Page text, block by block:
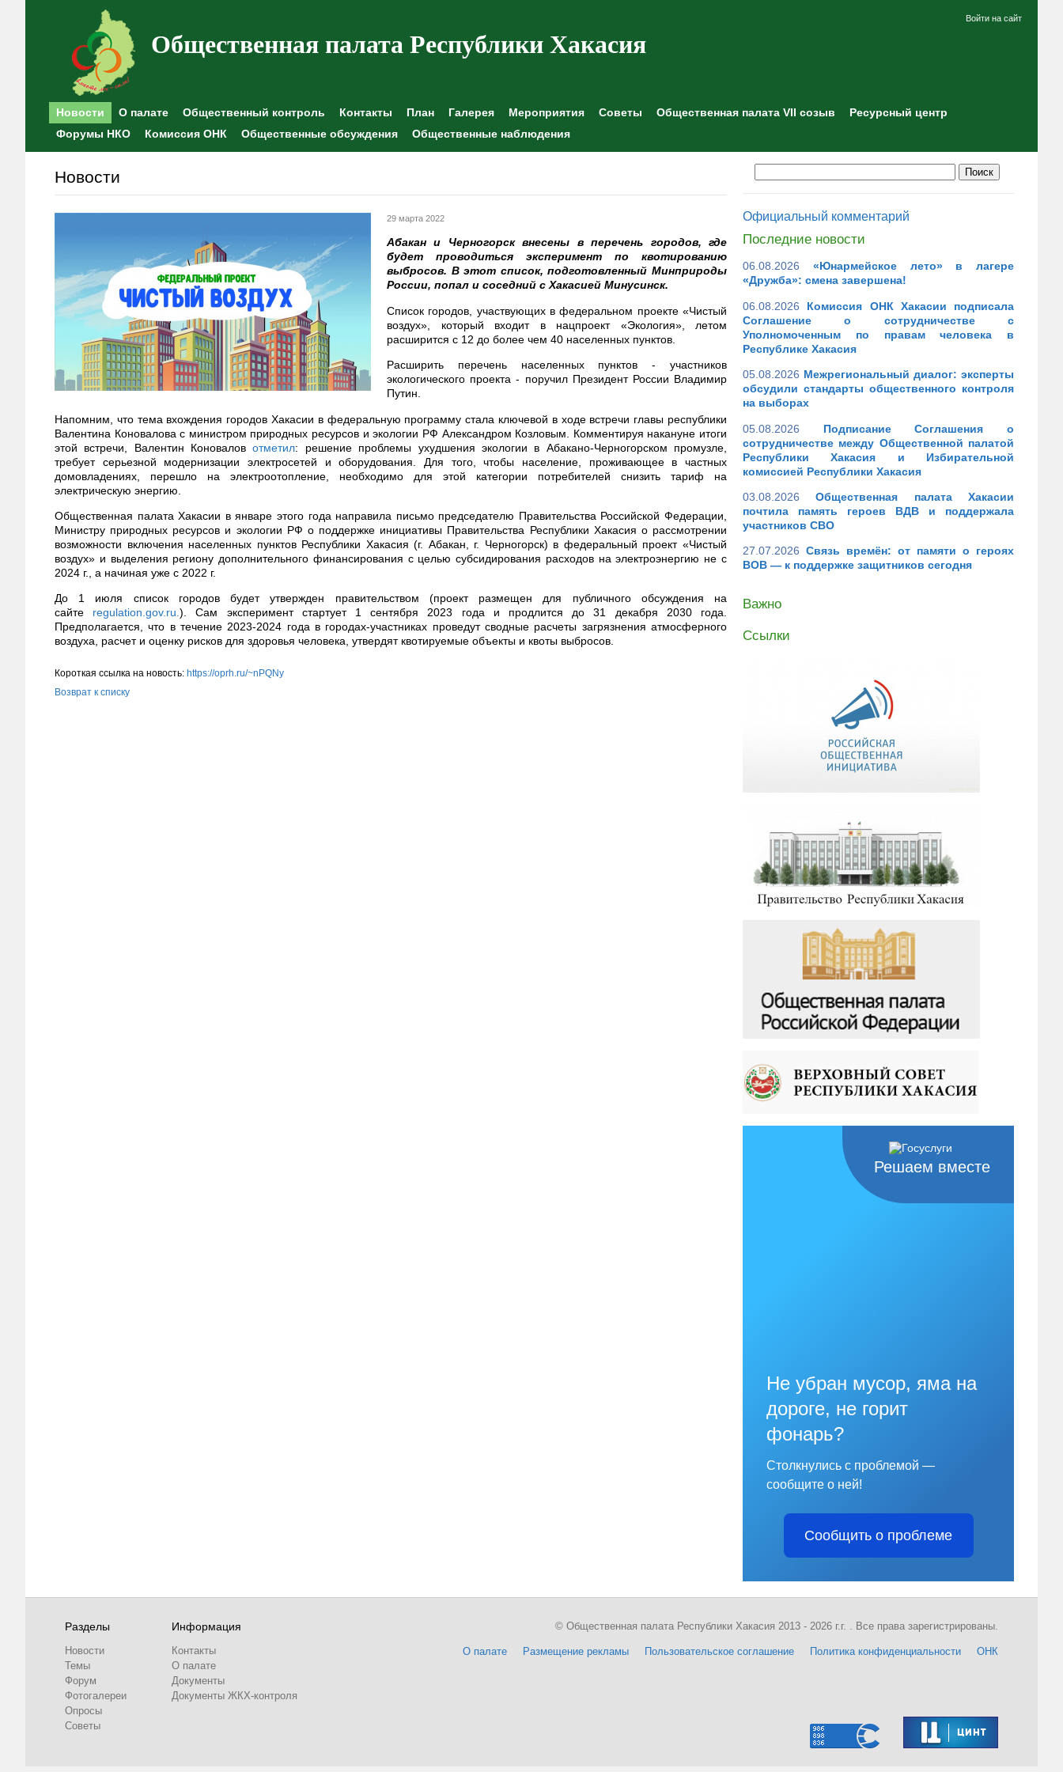
Общественная палата Республики Хакасия
Войти на сайт
Новости О палате Общественный контроль Контакты План Галерея Мероприятия Советы Общественная палата VII созыв
Ресурсный центр
Форумы НКО
Комиссия ОНК Общественные обсуждения Общественные наблюдения
Новости
29 марта 2022
Абакан и Черногорск внесены в перечень городов, где
будет проводиться эксперимент по квотированию
выбросов. В этот список, подготовленный Минприроды
России, попал и соседний с Хакасией Минусинск.
Список городов, участвующих в федеральном проекте «Чистый
воздух», который входит в нацпроект «Экология», летом
расширится с 12 до более чем 40 населенных пунктов.
Расширить перечень населенных пунктов - участников
экологического проекта - поручил Президент России Владимир
Путин.
Напомним, что тема вхождения городов Хакасии в федеральную программу стала ключевой в ходе встречи главы республики
Валентина Коновалова с министром природных ресурсов и экологии РФ Александром Козловым. Комментируя накануне итоги
этой встречи, Валентин Коноваловотметил: решение проблемы ухудшения экологии в Абакано-Черногорском промузле,
требует серьезной модернизации электросетей и оборудования. Для того, чтобы население, проживающее в частных
домовладениях, перешло на электроотопление, необходимо для этой категории потребителей снизить тариф на
электрическую энергию.
Общественная палата Хакасии в январе этого года направила письмо председателю Правительства Российской Федерации,
Министру природных ресурсов и экологии РФ о поддержке инициативы Правительства Республики Хакасия о рассмотрении
возможности включения населенных пунктов Республики Хакасия (г. Абакан, г. Черногорск) в федеральный проект «Чистый
воздух» и выделения региону дополнительного финансирования с целью субсидирования расходов на электроэнергию не с
2024 г., а начиная уже с 2022 г.
До 1 июля список городов будет утвержден правительством (проект размещен для публичного обсуждения на
сайте regulation.gov.ru.). Сам эксперимент стартует 1 сентября 2023 года и продлится до 31 декабря 2030 года.
Предполагается, что в течение 2023-2024 года в городах-участниках проведут сводные расчеты загрязнения атмосферного
воздуха, расчет и оценку рисков для здоровья человека, утвердят квотируемые объекты и квоты выбросов.
Короткая ссылка на новость: https://oprh.ru/~nPQNy
Возврат к списку
Официальный комментарий
Последние новости
06.08.2026
«Юнармейское лето» в лагере
«Дружба»: смена завершена!
06.08.2026
Комиссия ОНК Хакасии подписала
Соглашение о сотрудничестве с
Уполномоченным по правам человека в
Республике Хакасия
05.08.2026 Межрегиональный диалог: эксперты
обсудили стандарты общественного контроля
на выборах
05.08.2026
Подписание Соглашения о
сотрудничестве между Общественной палатой
Республики Хакасия и Избирательной
комиссией Республики Хакасия
03.08.2026
Общественная палата Хакасии
почтила память героев ВДВ и поддержала
участников СВО
27.07.2026 Связь времён: от памяти о героях
ВОВ — к поддержке защитников сегодня
Важно
Ссылки
Решаем вместе
Не убран мусор, яма на
дороге, не горит
фонарь?
Столкнулись с проблемой —
сообщите о ней!
Сообщить о проблеме
Разделы
Новости
Темы
Форум
Фотогалереи
Опросы
Советы
Информация
Контакты
О палате
Документы
Документы ЖКХ-контроля
О палате Размещение рекламы Пользовательское соглашение Политика конфиденциальности ОНК
© Общественная палата Республики Хакасия 2013 - 2026 г.г. . Все права зарегистрированы.